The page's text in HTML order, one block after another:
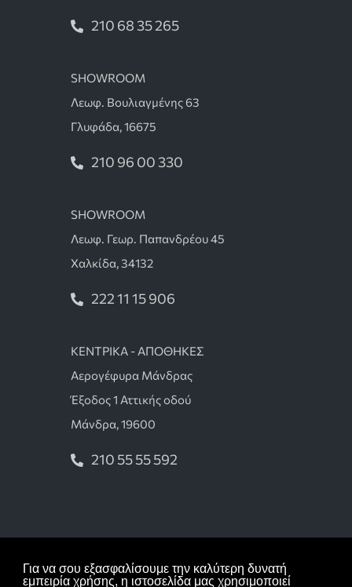
Για να σου εξασφαλίσουμε την καλύτερη δυνατή
εμπειρία χρήσης, η ιστοσελίδα μας χρησιμοποιεί
210 68 35 265
SHOWROOM
Λεωφ. Βουλιαγμένης 63
Γλυφάδα, 16675
210 96 00 330
SHOWROOM
Λεωφ. Γεωρ. Παπανδρέου 45
Χαλκίδα, 34132
222 11 15 906
ΚΕΝΤΡΙΚΑ - ΑΠΟΘΗΚΕΣ
Αερογέφυρα Μάνδρας
Έξοδος 1 Αττικής οδού
Μάνδρα, 19600
210 55 55 592
Πολιτική απορρήτου